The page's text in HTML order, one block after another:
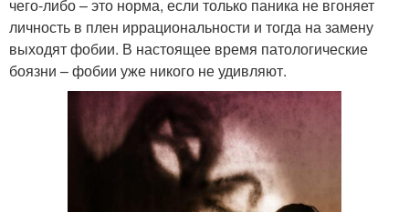
чего-либо – это норма, если только паника не вгоняет
личность в плен иррациональности и тогда на замену
выходят фобии. В настоящее время патологические
боязни – фобии уже никого не удивляют.